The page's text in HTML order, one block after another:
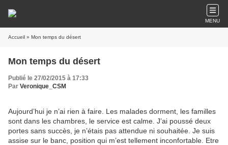
MENU
Accueil » Mon temps du désert
Mon temps du désert
Publié le 27/02/2015 à 17:33
Par Veronique_CSM
Aujourd’hui je n’ai rien à faire. Les malades dorment, les familles
sont dans les chambres, le service est calme. J’ai poussé deux
portes sans succès, je n’étais pas attendue ni souhaitée. Je suis
assise sur le banc, position qui m’est tellement inconfortable. Etre